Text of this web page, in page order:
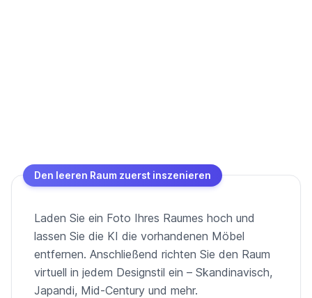
Den leeren Raum zuerst inszenieren
Laden Sie ein Foto Ihres Raumes hoch und
lassen Sie die KI die vorhandenen Möbel
entfernen. Anschließend richten Sie den Raum
virtuell in jedem Designstil ein – Skandinavisch,
Japandi, Mid-Century und mehr.